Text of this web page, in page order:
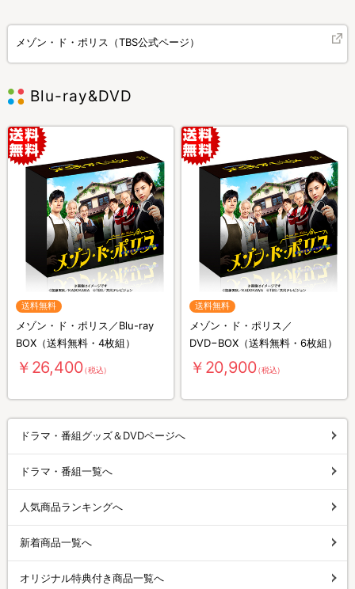
メゾン・ド・ポリス（TBS公式ページ）
Blu-ray&DVD
送料無料
メゾン・ド・ポリス／Blu-ray
BOX（送料無料・4枚組）
￥26,400（税込）
送料無料
メゾン・ド・ポリス／
DVD−BOX（送料無料・6枚組）
￥20,900（税込）
ドラマ・番組グッズ＆DVDページへ
ドラマ・番組一覧へ
人気商品ランキングへ
新着商品一覧へ
オリジナル特典付き商品一覧へ